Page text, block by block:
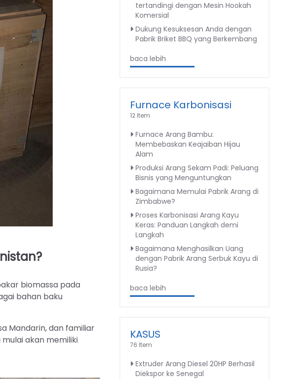
biomassa pada
bahan baku
Mandarin, dan familiar
akan memiliki
tertandingi dengan Mesin Hookah
Komersial
Dukung Kesuksesan Anda dengan
Pabrik Briket BBQ yang Berkembang
baca lebih
Furnace Karbonisasi
12 Item
Furnace Arang Bambu:
Membebaskan Keajaiban Hijau
Alam
Produksi Arang Sekam Padi: Peluang
Bisnis yang Menguntungkan
Bagaimana Memulai Pabrik Arang di
Zimbabwe?
Proses Karbonisasi Arang Kayu
Keras: Panduan Langkah demi
Langkah
Bagaimana Menghasilkan Uang
dengan Pabrik Arang Serbuk Kayu di
Rusia?
baca lebih
KASUS
76 Item
Extruder Arang Diesel 20HP Berhasil
Diekspor ke Senegal